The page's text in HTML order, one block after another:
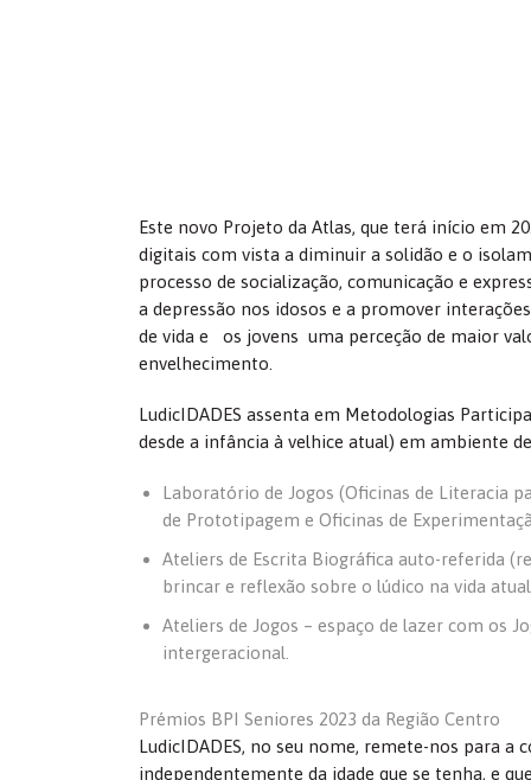
Este novo Projeto da Atlas, que terá início em
digitais com vista a diminuir a solidão e o
processo de socialização, comunicação e
a depressão nos idosos e a promover
de vida e os jovens uma perceção de maior
envelhecimento.
LudicIDADES assenta em Metodologias
desde a infância à velhice atual) em ambiente
Laboratório de Jogos (Oficinas de Literacia
de Prototipagem e Oficinas de
Ateliers de Escrita Biográfica auto-referida
brincar e reflexão sobre o lúdico na vida
Ateliers de Jogos – espaço de lazer com os
intergeracional.
Prémios BPI Seniores 2023 da Região Centro
LudicIDADES, no seu nome, remete-nos para a
independentemente da idade que se tenha, e